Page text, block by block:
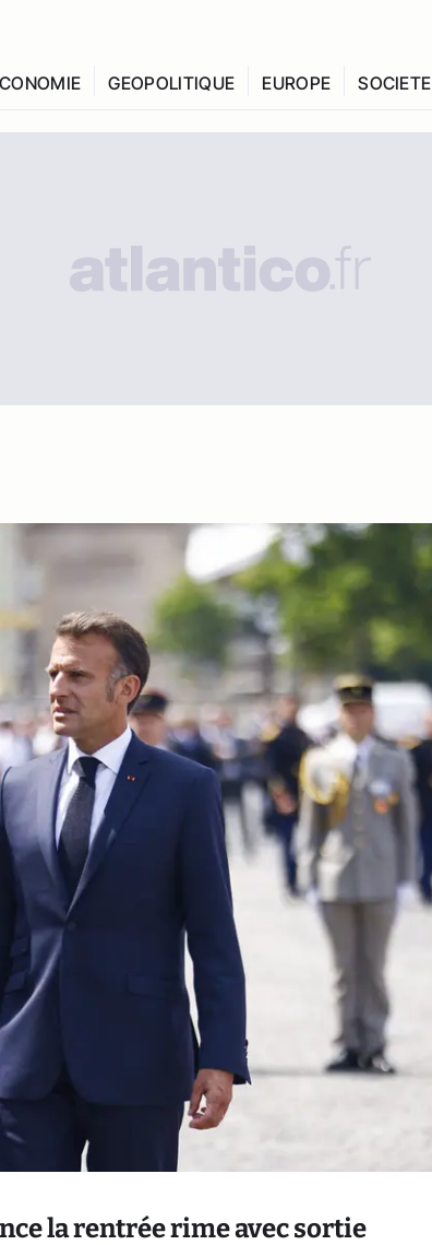
GEOPOLITIQUE EUROPE SOCIETE
la rentrée rime avec sortie